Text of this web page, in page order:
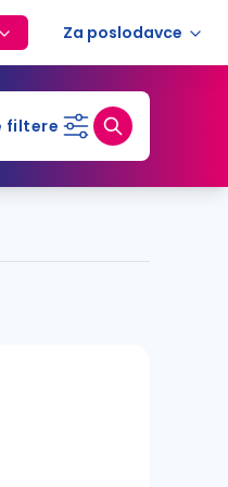
Za poslodavce
filtere